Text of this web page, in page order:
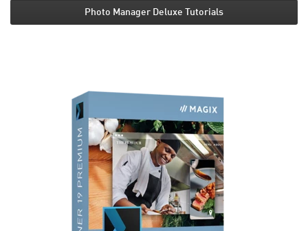
Photo Manager Deluxe Tutorials